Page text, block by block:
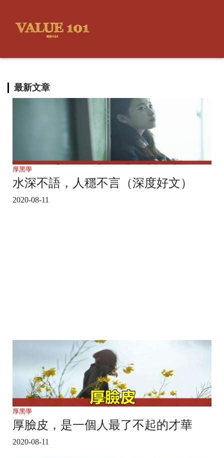
最新文章
厚黑學
水深不語，人穩不言（深度好文）
2020-08-11
厚黑學
厚臉皮，是一個人最了不起的才華
2020-08-11